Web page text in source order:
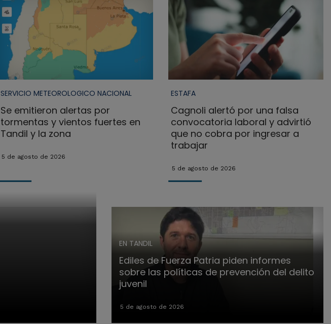
SERVICIO METEOROLOGICO NACIONAL
Se emitieron alertas por
tormentas y vientos fuertes en
Tandil y la zona
5 de agosto de 2026
ESTAFA
Cagnoli alertó por una falsa
convocatoria laboral y advirtió
que no cobra por ingresar a
trabajar
5 de agosto de 2026
EN TANDIL
Ediles de Fuerza Patria piden informes
sobre las políticas de prevención del delito
juvenil
5 de agosto de 2026